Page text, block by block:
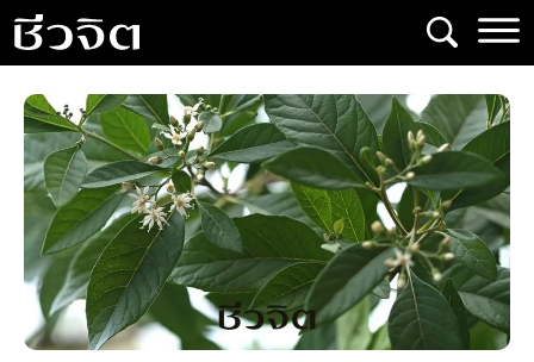
Skip
to
content